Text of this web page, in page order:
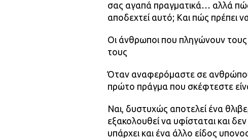
σας αγαπά πραγματικά… αλλά
αποδεχτεί αυτό; Και πώς πρέπει
Οι άνθρωποι που πληγώνουν
τους
Όταν αναφερόμαστε σε
πρώτο πράγμα που σκέφτεστε
Ναι, δυστυχώς αποτελεί ένα
εξακολουθεί να υφίσταται και
υπάρχει και ένα άλλο είδος